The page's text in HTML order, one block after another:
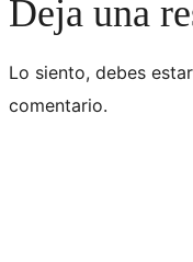
Deja una
Lo siento, debes estar
comentario.